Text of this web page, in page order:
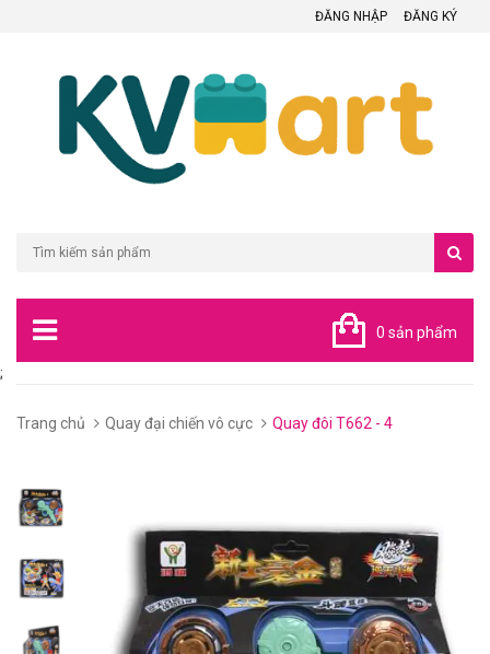
ĐĂNG NHẬP ĐĂNG KÝ
0 sản phẩm
;
Trang chủ Quay đại chiến vô cực Quay đôi T662 - 4